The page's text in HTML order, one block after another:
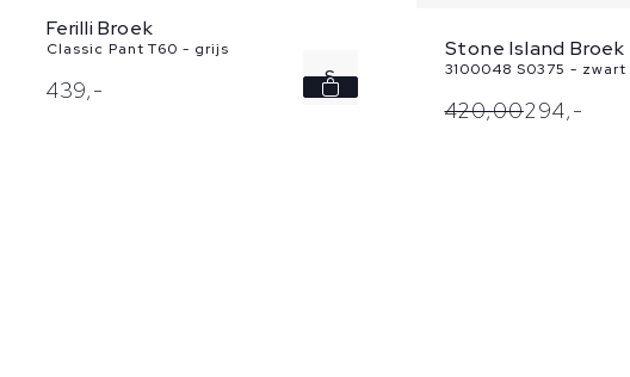
Ferilli Broek
Classic Pant T60 - grijs
439,- S
Stone Island Broek
3100048 S0375 - zwart
420,00294,-